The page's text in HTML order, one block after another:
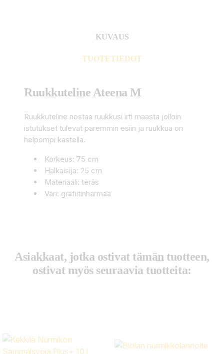
KUVAUS
TUOTETIEDOT
Ruukkuteline Ateena M
Ruukkuteline nostaa ruukkusi irti maasta jolloin
istutukset tulevat paremmin esiin ja ruukkua on
helpompi kastella.
Korkeus: 75 cm
Halkaisija: 25 cm
Materiaali: teräs
Väri: grafiitinharmaa
Asiakkaat, jotka ostivat tämän tuotteen,
ostivat myös seuraavia tuotteita: